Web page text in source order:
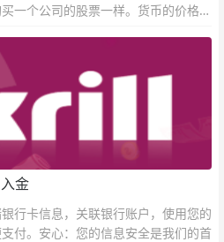
一个公司的股票一样。货币的价格直
金
行卡信息，关联银行账户，使用您的
付。安心：您的信息安全是我们的首